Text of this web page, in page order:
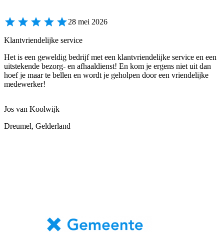
28 mei 2026
Klantvriendelijke service
Het is een geweldig bedrijf met een klantvriendelijke service en een
uitstekende bezorg- en afhaaldienst! En kom je ergens niet uit dan
hoef je maar te bellen en wordt je geholpen door een vriendelijke
medewerker!
Jos van Koolwijk
Dreumel, Gelderland